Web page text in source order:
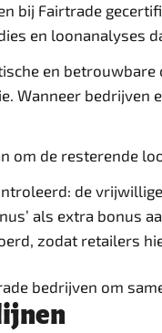
bij Fairtrade
en loonanalyses
en
Wanneer
om de resterende
de
als extra bonus
zodat retailers
bedrijven om